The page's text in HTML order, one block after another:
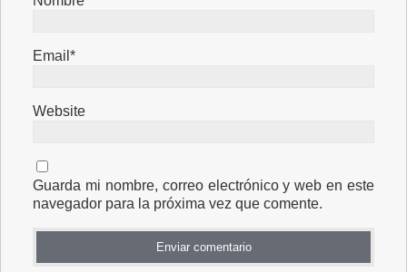
Email*
Website
Guarda mi nombre, correo electrónico y web en este
navegador para la próxima vez que comente.